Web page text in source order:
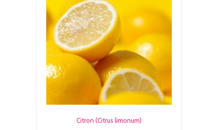
Citron (Citrus limonum)